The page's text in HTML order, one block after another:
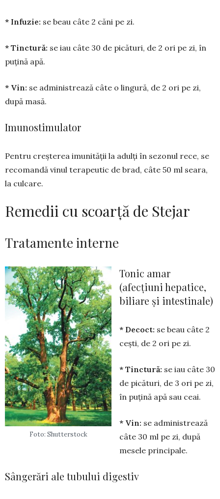
* Infuzie: se beau câte 2 căni pe zi.
* Tinctură: se iau câte 30 de pică­turi, de 2 ori pe zi, în
puțină apă.
* Vin: se adminis­trea­ză câte o lingură, de 2 ori pe zi,
după masă.
Imunostimulator
Pentru creșterea imunității la adulți în sezonul rece, se
recomandă vinul terapeutic de brad, câte 50 ml seara,
la culcare.
Remedii cu scoarță de Stejar
Tratamente interne
Foto: Shutterstock
Tonic amar
(afecțiuni hepatice,
biliare și intestinale)
* Decoct: se beau câte 2
cești, de 2 ori pe zi.
* Tinctură: se iau câte 30
de pică­turi, de 3 ori pe zi,
în puțină apă sau ceai.
* Vin: se adminis­trea­ză
câte 30 ml pe zi, după
mesele princi­pale.
Sângerări ale tubului digestiv